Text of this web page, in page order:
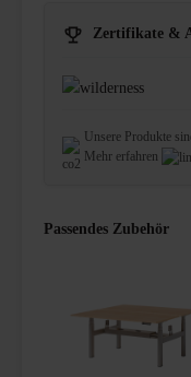
Zertifikate &
Unsere Produkte
Mehr erfahren
Passendes Zubehör